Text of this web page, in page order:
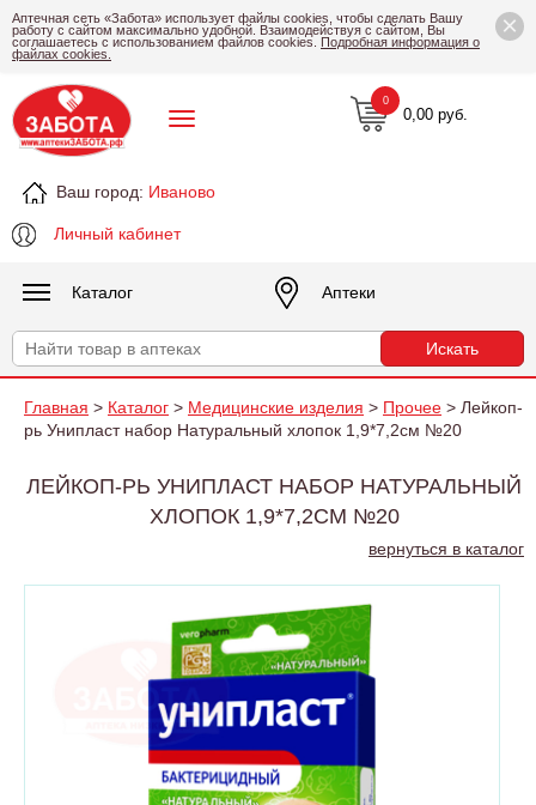
×
Аптечная сеть «Забота» использует файлы cookies, чтобы сделать Вашу
работу с сайтом максимально удобной. Взаимодействуя с сайтом, Вы
соглашаетесь с использованием файлов cookies. Подробная информация о
файлах cookies.
Ваш город: Иваново
Личный кабинет
0,00 руб.
0
Каталог Аптеки
Главная > Каталог > Медицинские изделия > Прочее > Лейкоп-
рь Унипласт набор Натуральный хлопок 1,9*7,2см №20
ЛЕЙКОП-РЬ УНИПЛАСТ НАБОР НАТУРАЛЬНЫЙ
ХЛОПОК 1,9*7,2СМ №20
вернуться в каталог